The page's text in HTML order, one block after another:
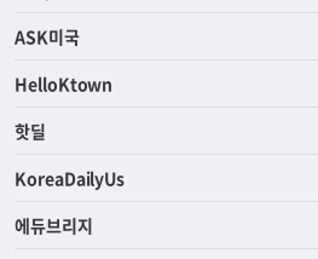
ASK미국
HelloKtown
핫딜
KoreaDailyUs
에듀브리지